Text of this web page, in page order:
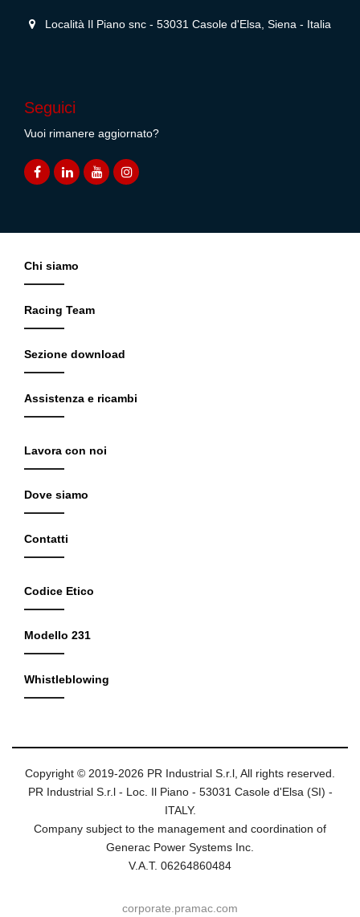
Località Il Piano snc - 53031 Casole d'Elsa, Siena - Italia
Seguici
Vuoi rimanere aggiornato?
Chi siamo
Racing Team
Sezione download
Assistenza e ricambi
Lavora con noi
Dove siamo
Contatti
Codice Etico
Modello 231
Whistleblowing
Copyright © 2019-2026 PR Industrial S.r.l, All rights reserved.
PR Industrial S.r.l - Loc. Il Piano - 53031 Casole d'Elsa (SI) -
ITALY.
Company subject to the management and coordination of
Generac Power Systems Inc.
V.A.T. 06264860484
corporate.pramac.com